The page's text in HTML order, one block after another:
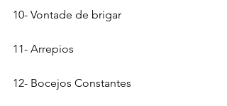
10- Vontade de brigar
11- Arrepios
12- Bocejos Constantes